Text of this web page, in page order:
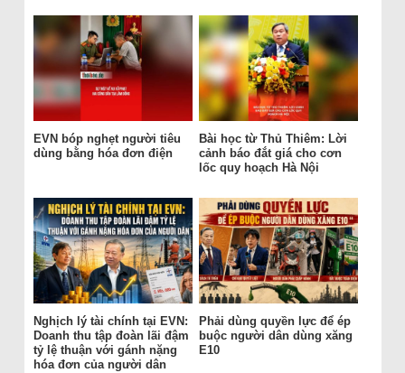
EVN bóp nghẹt người tiêu
dùng bằng hóa đơn điện
Bài học từ Thủ Thiêm: Lời
cảnh báo đắt giá cho cơn
lốc quy hoạch Hà Nội
Nghịch lý tài chính tại EVN:
Doanh thu tập đoàn lãi đậm
tỷ lệ thuận với gánh nặng
hóa đơn của người dân
Phải dùng quyền lực để ép
buộc người dân dùng xăng
E10